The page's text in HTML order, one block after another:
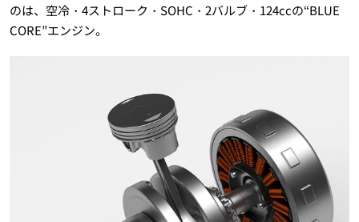
のは、空冷・4ストローク・SOHC・2バルブ・124ccの“BLUE
CORE”エンジン。